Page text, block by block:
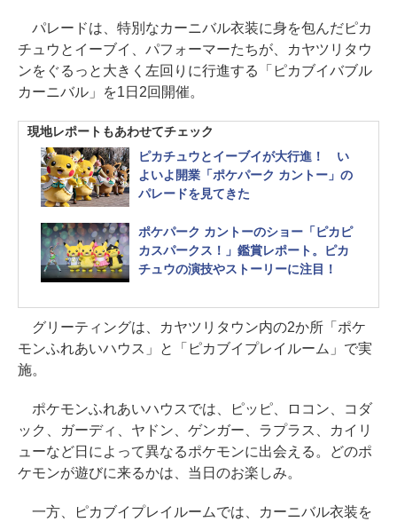
パレードは、特別なカーニバル衣装に身を包んだピカ
チュウとイーブイ、パフォーマーたちが、カヤツリタウ
ンをぐるっと大きく左回りに行進する「ピカブイバブル
カーニバル」を1日2回開催。
現地レポートもあわせてチェック
ピカチュウとイーブイが大行進！ い
よいよ開業「ポケパーク カントー」の
パレードを見てきた
ポケパーク カントーのショー「ピカピ
カスパークス！」鑑賞レポート。ピカ
チュウの演技やストーリーに注目！
グリーティングは、カヤツリタウン内の2か所「ポケ
モンふれあいハウス」と「ピカブイプレイルーム」で実
施。
ポケモンふれあいハウスでは、ピッピ、ロコン、コダ
ック、ガーディ、ヤドン、ゲンガー、ラプラス、カイリ
ューなど日によって異なるポケモンに出会える。どのポ
ケモンが遊びに来るかは、当日のお楽しみ。
一方、ピカブイプレイルームでは、カーニバル衣装を